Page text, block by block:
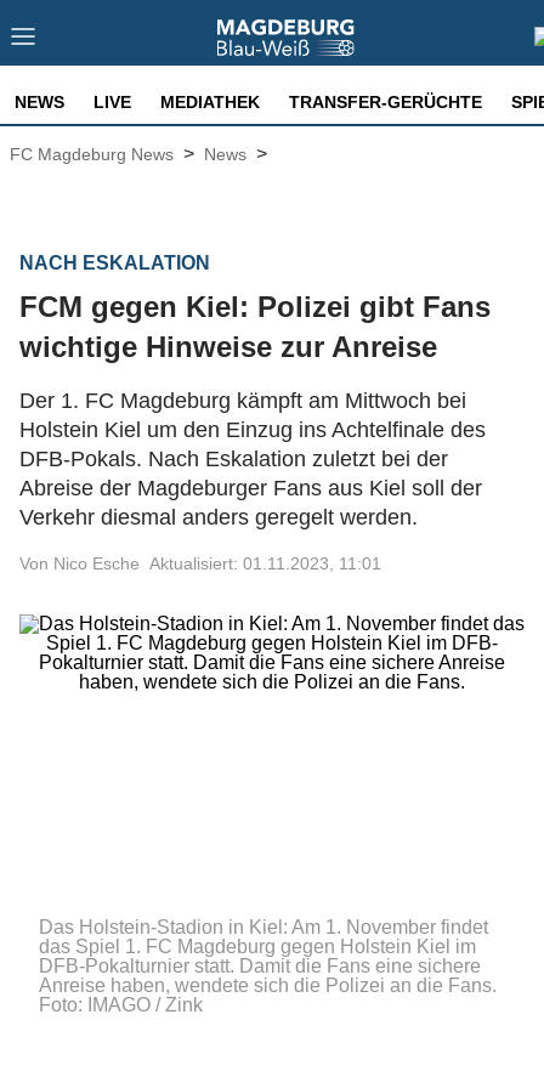
NEWS LIVE MEDIATHEK TRANSFER-GERÜCHTE
FC Magdeburg News > News >
NACH ESKALATION
FCM gegen Kiel: Polizei gibt Fans
wichtige Hinweise zur Anreise
Der 1. FC Magdeburg kämpft am Mittwoch bei
Holstein Kiel um den Einzug ins Achtelfinale des
DFB-Pokals. Nach Eskalation zuletzt bei der
Abreise der Magdeburger Fans aus Kiel soll der
Verkehr diesmal anders geregelt werden.
Von Nico Esche Aktualisiert: 01.11.2023, 11:01
Das Holstein-Stadion in Kiel: Am 1. November findet
das Spiel 1. FC Magdeburg gegen Holstein Kiel im
DFB-Pokalturnier statt. Damit die Fans eine sichere
Anreise haben, wendete sich die Polizei an die Fans.
Foto: IMAGO / Zink